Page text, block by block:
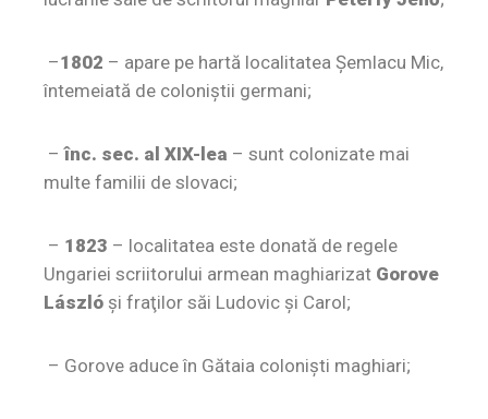
–1802 – apare pe hartă localitatea Şemlacu Mic,
întemeiată de coloniştii germani;
–înc. sec. al XIX-lea – sunt colonizate mai
multe familii de slovaci;
– 1823 – localitatea este donată de regele
Ungariei scriitorului armean maghiarizat Gorove
László şi fraţilor săi Ludovic şi Ca­rol;
– Gorove aduce în Gătaia colonişti maghiari;